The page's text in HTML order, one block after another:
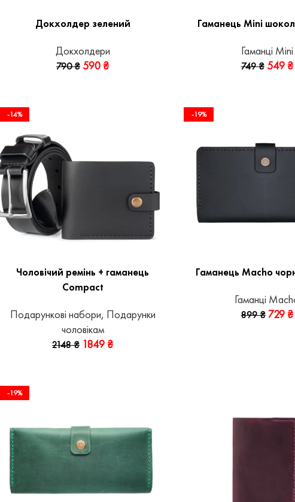
Докхолдер зелений
Докхолдери
790₴ 590 ₴
Гаманець Mini
Гаманці Mini
749₴ 549 ₴
-14%
Чоловічий ремінь + гаманець
Compact
Подарункові набори, Подарунки
чоловікам
2148₴ 1849 ₴
-19%
Гаманець Macho
Гаманці
899₴ 729 ₴
-19%